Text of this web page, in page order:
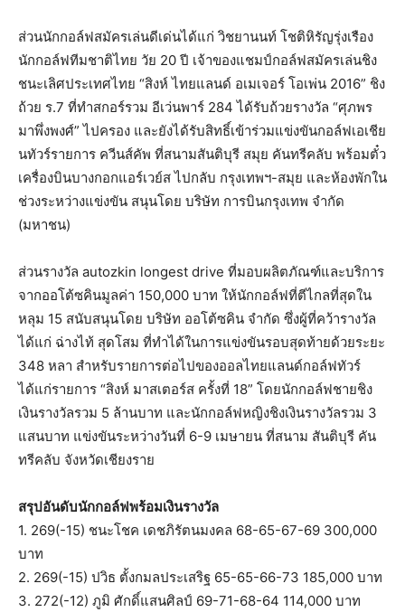
ส่วนนักกอล์ฟสมัครเล่นดีเด่นได้แก่ วิชยานนท์ โชติหิรัญรุ่งเรือง
นักกอล์ฟทีมชาติไทย วัย 20 ปี เจ้าของแชมป์กอล์ฟสมัครเล่นชิง
ชนะเลิศประเทศไทย “สิงห์ ไทยแลนด์ อเมเจอร์ โอเพ่น 2016” ชิง
ถ้วย ร.7 ที่ทำสกอร์รวม อีเว่นพาร์ 284 ได้รับถ้วยรางวัล “ศุภพร
มาพึ่งพงศ์” ไปครอง และยังได้รับสิทธิ์เข้าร่วมแข่งขันกอล์ฟเอเชีย
นทัวร์รายการ ควีนส์คัพ ที่สนามสันติบุรี สมุย คันทรีคลับ พร้อมตั๋ว
เครื่องบินบางกอกแอร์เวย์ส ไปกลับ กรุงเทพฯ-สมุย และห้องพักใน
ช่วงระหว่างแข่งขัน สนุนโดย บริษัท การบินกรุงเทพ จำกัด
(มหาชน)
ส่วนรางวัล autozkin longest drive ที่มอบผลิตภัณฑ์และบริการ
จากออโต้ซคินมูลค่า 150,000 บาท ให้นักกอล์ฟที่ตีไกลที่สุดใน
หลุม 15 สนับสนุนโดย บริษัท ออโต้ซคิน จำกัด ซึ่งผู้ที่คว้ารางวัล
ได้แก่ ฉ่างไท้ สุดโสม ที่ทำได้ในการแข่งขันรอบสุดท้ายด้วยระยะ
348 หลา สำหรับรายการต่อไปของออลไทยแลนด์กอล์ฟทัวร์
ได้แก่รายการ “สิงห์ มาสเตอร์ส ครั้งที่ 18” โดยนักกอล์ฟชายชิง
เงินรางวัลรวม 5 ล้านบาท และนักกอล์ฟหญิงชิงเงินรางวัลรวม 3
แสนบาท แข่งขันระหว่างวันที่ 6-9 เมษายน ที่สนาม สันติบุรี คัน
ทรีคลับ จังหวัดเชียงราย
สรุปอันดับนักกอล์ฟพร้อมเงินรางวัล
1. 269(-15) ชนะโชค เดชภิรัตนมงคล 68-65-67-69 300,000
บาท
2. 269(-15) ปวิธ ตั้งกมลประเสริฐ 65-65-66-73 185,000 บาท
3. 272(-12) ภูมิ ศักดิ์แสนศิลป์ 69-71-68-64 114,000 บาท